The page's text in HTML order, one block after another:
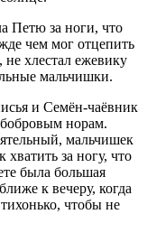
Петю за ноги, что
чем мог отцепить
хлестал ежевику
мальчишки.
и Семён-чаёвник
норам.
мальчишек
хватить за ногу, что
была большая
к вечеру, когда
чтобы не